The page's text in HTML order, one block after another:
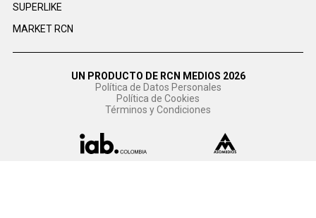
SUPERLIKE
MARKET RCN
UN PRODUCTO DE RCN MEDIOS 2026
Política de Datos Personales
Política de Cookies
Términos y Condiciones